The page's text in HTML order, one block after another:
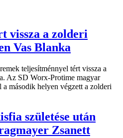
vissza a zolderi
Vas Blanka
teljesítménnyel tért vissza a
Az SD Worx-Protime magyar
a második helyen végzett a zolderi
születése után
Zsanett